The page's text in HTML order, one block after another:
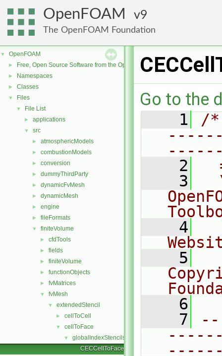
OpenFOAM 9
The OpenFOAM Foundation
▼ OpenFOAM
► Free, Open Source Software from the OpenFOAM Foundation
► Namespaces
► Classes
▼ Files
▼ File List
► applications
▼ src
► atmosphericModels
► combustionModels
► conversion
► dummyThirdParty
► dynamicFvMesh
► dynamicMesh
► engine
► fileFormats
▼ finiteVolume
► cfdTools
► fields
► finiteVolume
► functionObjects
► fvMatrices
▼ fvMesh
▼ extendedStencil
► cellToCell
▼ cellToFace
▼
globalIndexStencils
CECCellToFaceStencil.C
Go to the
    1
/
    2
    3
    4
    5
    6
    7